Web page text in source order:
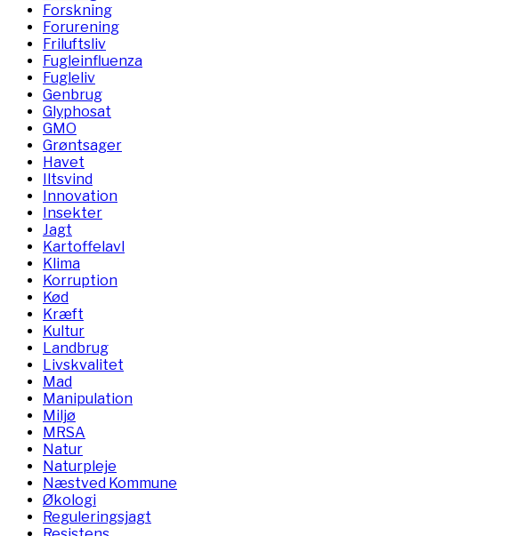
Forskning
Forurening
Friluftsliv
Fugleinfluenza
Fugleliv
Genbrug
Glyphosat
GMO
Grøntsager
Havet
Iltsvind
Innovation
Insekter
Jagt
Kartoffelavl
Klima
Korruption
Kød
Kræft
Kultur
Landbrug
Livskvalitet
Mad
Manipulation
Miljø
MRSA
Natur
Naturpleje
Næstved Kommune
Økologi
Reguleringsjagt